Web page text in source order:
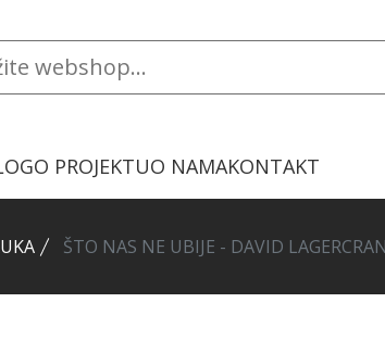
O PROJEKTUO NAMAKONTAKT
ŠTO NAS NE UBIJE - DAVID